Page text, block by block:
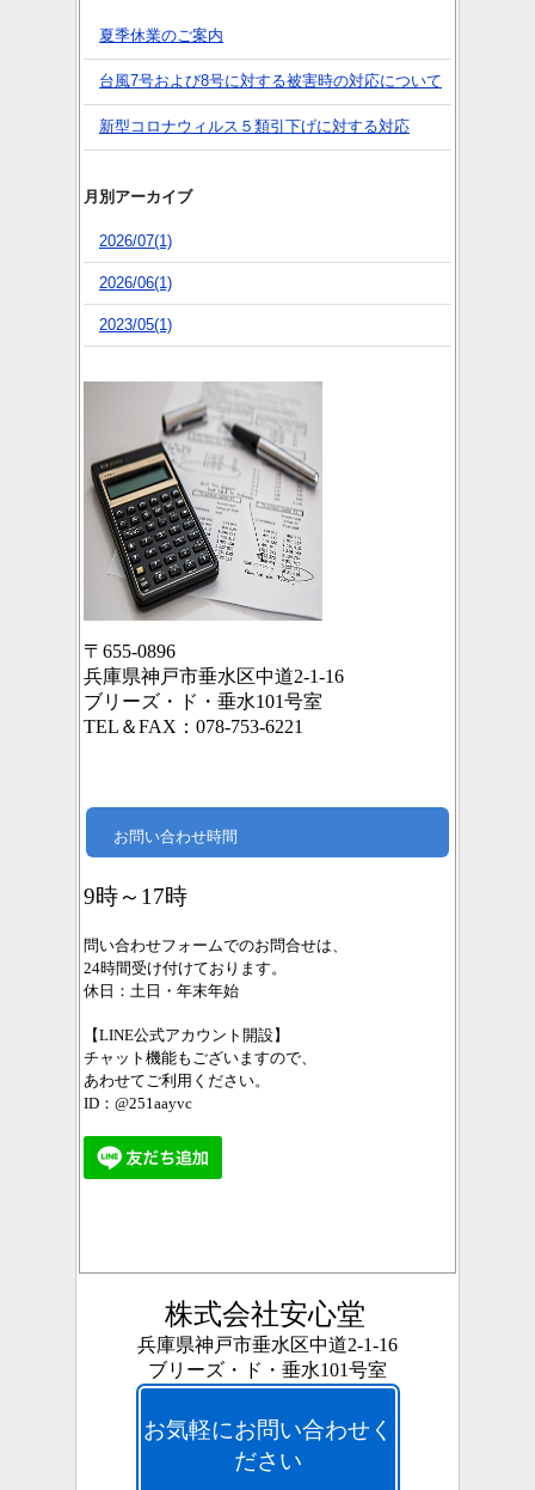
夏季休業のご案内
台風7号および8号に対する被害時の対応について
新型コロナウィルス５類引下げに対する対応
月別アーカイブ
2026/07(1)
2026/06(1)
2023/05(1)
〒655-0896
兵庫県神戸市垂水区中道2-1-16
ブリーズ・ド・垂水101号室
TEL＆FAX：078-753-6221
お問い合わせ時間
9時～17時
問い合わせフォームでのお問合せは、
24時間受け付けております。
休日：土日・年末年始
【LINE公式アカウント開設】
チャット機能もございますので、
あわせてご利用ください。
ID：@251aayvc
株式会社安心堂
兵庫県神戸市垂水区中道2-1-16
ブリーズ・ド・垂水101号室
お気軽にお問い合わせく
ださい